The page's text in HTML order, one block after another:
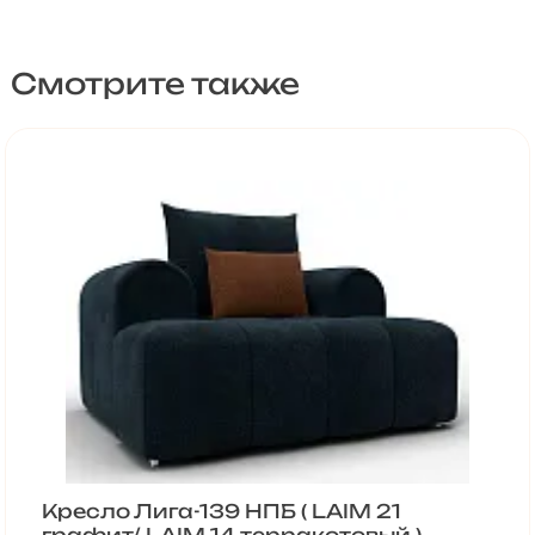
Смотрите также
Кресло Лига-139 НПБ ( LAIM 21